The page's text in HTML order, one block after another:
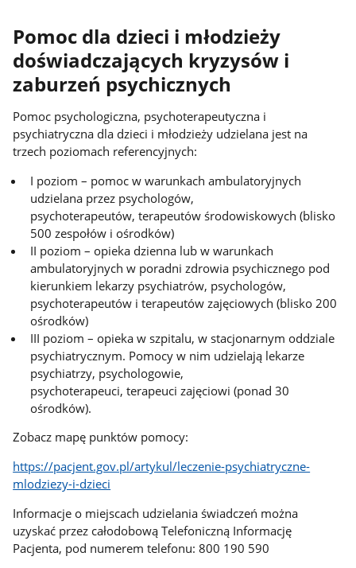
Pomoc dla dzieci i młodzieży
doświadczających kryzysów i
zaburzeń psychicznych
Pomoc psychologiczna, psychoterapeutyczna i
psychiatryczna dla dzieci i młodzieży udzielana jest na
trzech poziomach referencyjnych:
I poziom – pomoc w warunkach ambulatoryjnych
udzielana przez psychologów,
psychoterapeutów, terapeutów środowiskowych (blisko
500 zespołów i ośrodków)
II poziom – opieka dzienna lub w warunkach
ambulatoryjnych w poradni zdrowia psychicznego pod
kierunkiem lekarzy psychiatrów, psychologów,
psychoterapeutów i terapeutów zajęciowych (blisko 200
ośrodków)
III poziom – opieka w szpitalu, w stacjonarnym oddziale
psychiatrycznym. Pomocy w nim udzielają lekarze
psychiatrzy, psychologowie,
psychoterapeuci, terapeuci zajęciowi (ponad 30
ośrodków).
Zobacz mapę punktów pomocy:
https://pacjent.gov.pl/artykul/leczenie-psychiatryczne-
mlodziezy-i-dzieci
Informacje o miejscach udzielania świadczeń można
uzyskać przez całodobową Telefoniczną Informację
Pacjenta, pod numerem telefonu: 800 190 590